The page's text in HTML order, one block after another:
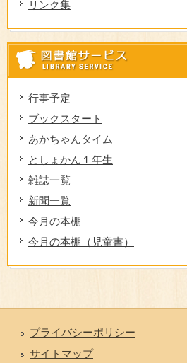
リンク集
行事予定
ブックスタート
あかちゃんタイム
としょかん１年生
雑誌一覧
新聞一覧
今月の本棚
今月の本棚（児童書）
プライバシーポリシー
サイトマップ